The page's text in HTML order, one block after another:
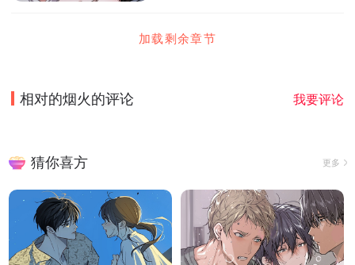
加载剩余章节
相对的烟火的评论 我要评论
猜你喜方 更多